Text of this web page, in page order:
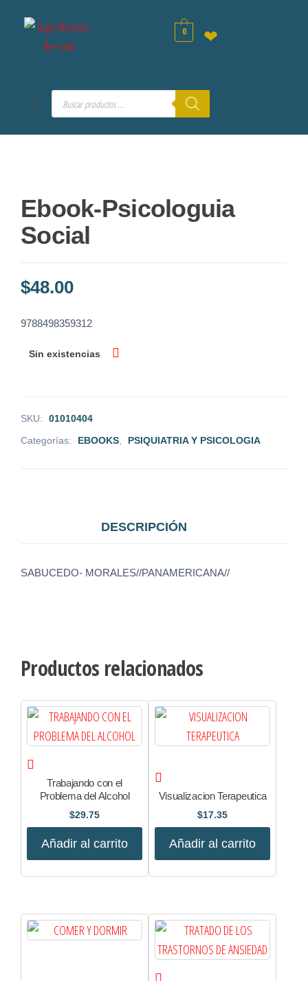
0 ❤
Ebook-Psicologuia
Social
$48.00
9788498359312
Sin existencias
SKU:
01010404
Categorías:
EBOOKS PSIQUIATRIA Y PSICOLOGIA
DESCRIPCIÓN
SABUCEDO- MORALES//PANAMERICANA//
Productos relacionados
Trabajando con el
Problema del Alcohol
$29.75
Añadir al carrito
Visualizacion Terapeutica
$17.35
Añadir al carrito